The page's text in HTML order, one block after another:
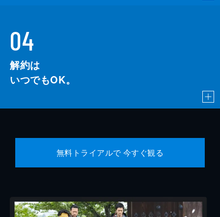
04
解約は
いつでもOK。
無料トライアルで 今すぐ観る